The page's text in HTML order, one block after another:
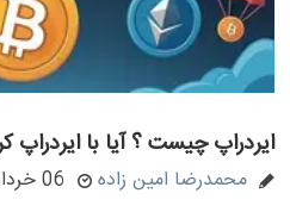
ایردراپ چیست ؟ آیا با ایردراپ
محمدرضا امین زاده 06 خرداد 1404